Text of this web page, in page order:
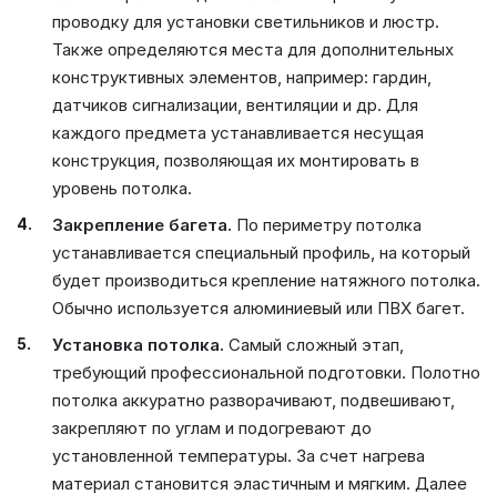
проводку для установки светильников и люстр.
Также определяются места для дополнительных
конструктивных элементов, например: гардин,
датчиков сигнализации, вентиляции и др. Для
каждого предмета устанавливается несущая
конструкция, позволяющая их монтировать в
уровень потолка.
Закрепление багета. По периметру потолка
устанавливается специальный профиль, на который
будет производиться крепление натяжного потолка.
Обычно используется алюминиевый или ПВХ багет.
Установка потолка. Самый сложный этап,
требующий профессиональной подготовки. Полотно
потолка аккуратно разворачивают, подвешивают,
закрепляют по углам и подогревают до
установленной температуры. За счет нагрева
материал становится эластичным и мягким. Далее